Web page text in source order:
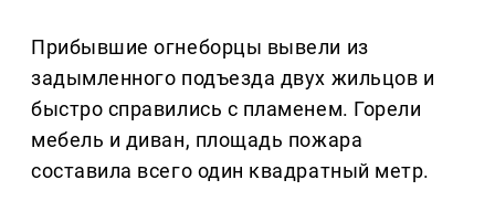
Прибывшие огнеборцы вывели из
задымленного подъезда двух жильцов и
быстро справились с пламенем. Горели
мебель и диван, площадь пожара
составила всего один квадратный метр.